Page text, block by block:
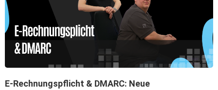
E-Rechnungspflicht & DMARC: Neue